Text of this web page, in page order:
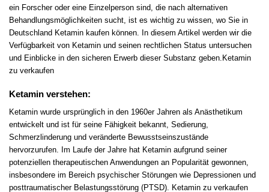
ein Forscher oder eine Einzelperson sind, die nach alternativen
Behandlungsmöglichkeiten sucht, ist es wichtig zu wissen, wo Sie in
Deutschland Ketamin kaufen können. In diesem Artikel werden wir die
Verfügbarkeit von Ketamin und seinen rechtlichen Status untersuchen
und Einblicke in den sicheren Erwerb dieser Substanz geben.Ketamin
zu verkaufen
Ketamin verstehen:
Ketamin wurde ursprünglich in den 1960er Jahren als Anästhetikum
entwickelt und ist für seine Fähigkeit bekannt, Sedierung,
Schmerzlinderung und veränderte Bewusstseinszustände
hervorzurufen. Im Laufe der Jahre hat Ketamin aufgrund seiner
potenziellen therapeutischen Anwendungen an Popularität gewonnen,
insbesondere im Bereich psychischer Störungen wie Depressionen und
posttraumatischer Belastungsstörung (PTSD). Ketamin zu verkaufen